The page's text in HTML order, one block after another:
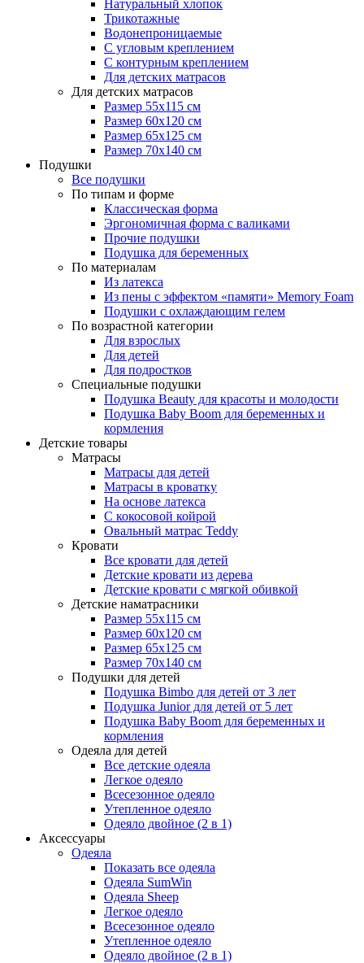
Натуральный хлопок
Трикотажные
Водонепроницаемые
С угловым креплением
С контурным креплением
Для детских матрасов
Для детских матрасов
Размер 55x115 см
Размер 60x120 см
Размер 65x125 см
Размер 70x140 см
Подушки
Все подушки
По типам и форме
Классическая форма
Эргономичная форма с валиками
Прочие подушки
Подушка для беременных
По материалам
Из латекса
Из пены с эффектом «памяти» Memory Foam
Подушки с охлаждающим гелем
По возрастной категории
Для взрослых
Для детей
Для подростков
Специальные подушки
Подушка Beauty для красоты и молодости
Подушка Baby Boom для беременных и
кормления
Детские товары
Матрасы
Матрасы для детей
Матрасы в кроватку
На основе латекса
С кокосовой койрой
Овальный матрас Teddy
Кровати
Все кровати для детей
Детские кровати из дерева
Детские кровати с мягкой обивкой
Детские наматрасники
Размер 55x115 см
Размер 60x120 см
Размер 65x125 см
Размер 70x140 см
Подушки для детей
Подушка Bimbo для детей от 3 лет
Подушка Junior для детей от 5 лет
Подушка Baby Boom для беременных и
кормления
Одеяла для детей
Все детские одеяла
Легкое одеяло
Всесезонное одеяло
Утепленное одеяло
Одеяло двойное (2 в 1)
Аксессуары
Одеяла
Показать все одеяла
Одеяла SumWin
Одеяла Sheep
Легкое одеяло
Всесезонное одеяло
Утепленное одеяло
Одеяло двойное (2 в 1)